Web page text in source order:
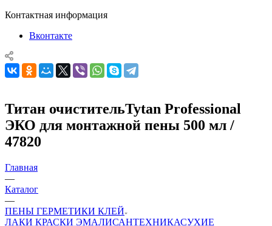
Контактная информация
Вконтакте
Титан очистительTytan Professional
ЭКО для монтажной пены 500 мл /
47820
Главная
—
Каталог
—
ПЕНЫ ГЕРМЕТИКИ КЛЕЙ
ЛАКИ КРАСКИ ЭМАЛИСАНТЕХНИКАСУХИЕ